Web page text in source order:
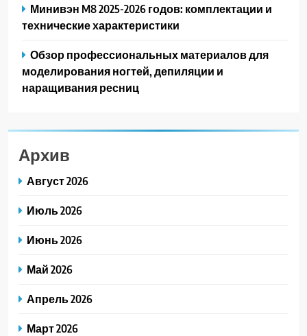
Минивэн M8 2025-2026 годов: комплектации и
технические характеристики
Обзор профессиональных материалов для
моделирования ногтей, депиляции и
наращивания ресниц
Архив
Август 2026
Июль 2026
Июнь 2026
Май 2026
Апрель 2026
Март 2026